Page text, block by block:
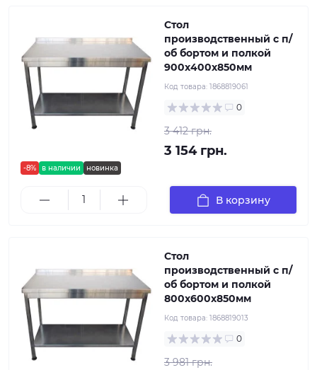
-8% в наличии новинка
Стол
производственный с п/
об бортом и полкой
900х400х850мм
Код товара: 1868819061
0
3 412 грн.
3 154 грн.
В корзину
Стол
производственный с п/
об бортом и полкой
800х600х850мм
Код товара: 1868819013
0
3 981 грн.